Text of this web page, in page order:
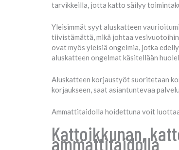
tarvikkeilla, jotta katto säilyy
Yleisimmät syyt aluskatteen
tiivistämättä, mikä johtaa
ovat myös yleisiä ongelmia, jotka
aluskatteen ongelmat käsitellään
Aluskatteen korjaustyöt suoritetaan
korjaukseen, saat asiantuntevaa
Ammattitaidolla hoidettuna voit
Kattoikkunan,
ammattitaidolla